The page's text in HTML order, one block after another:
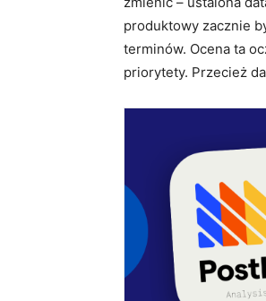
produktowy zacznie
terminów. Ocena ta
priorytety. Przecież